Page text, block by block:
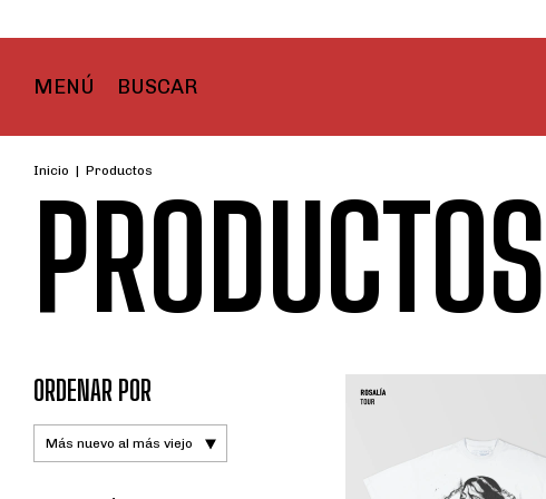
MENÚ BUSCAR
Inicio | Productos
PRODUCTOS
ORDENAR POR